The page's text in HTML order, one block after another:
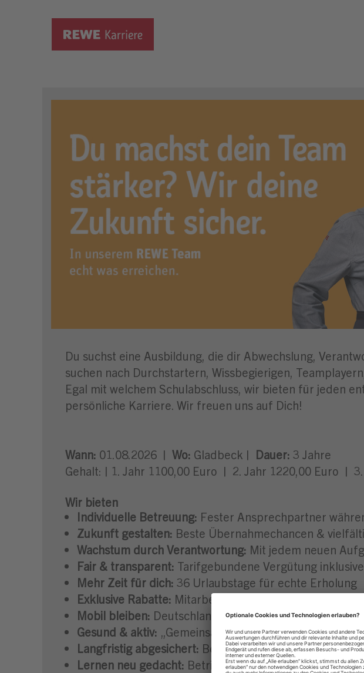
Ausbildung zum Fleischer/Metzger (m/w/
Du suchst eine Ausbildung, die dir Abwechslung,
suchen nach Durchstartern, Wissbegierigen,
Egal mit welchem Schulabschluss, wir bieten für jeden
persönliche Karriere. Wir freuen uns auf Dich!
Wann: 01.08.2026 | Wo: Gladbeck | Dauer: 3 Jahre
Gehalt: | 1. Jahr 1100,00 Euro | 2. Jahr 1220,00 Euro |
Wir bieten
Individuelle Betreuung: Fester Ansprechpartner
Zukunft gestalten: Beste Übernahmechancen &
Wachstum durch Verantwortung: Mit jedem neuen
Fair & transparent: Tarifgebundene Vergütung
Mehr Zeit für dich: 36 Urlaubstage für echte Erholung
Exklusive Rabatte: Mitarbeiterrabatt in unseren
Mobil bleiben: Deutschlandticket & Dienstradleasing
Gesund & aktiv: „Gemeinsam Topfit“ – unser
Langfristig abgesichert: Betriebliche Altersvorsorge &
Lernen neu gedacht: Betriebsunterricht in der